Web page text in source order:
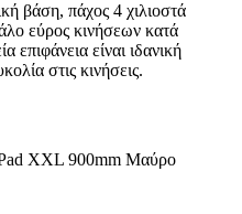
βάση, πάχος 4 χιλιοστά
εύρος κινήσεων κατά
επιφάνεια είναι ιδανική
στις κινήσεις.
XXL 900mm Μαύρο